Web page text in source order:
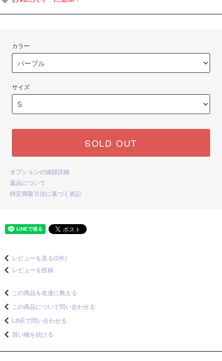
カラー
サイズ
SOLD OUT
オプションの値段詳細
返品について
特定商取引法に基づく表記
レビューを見る(0件)
レビューを投稿
この商品を友達に教える
この商品について問い合わせる
LINEで問い合わせる
買い物を続ける